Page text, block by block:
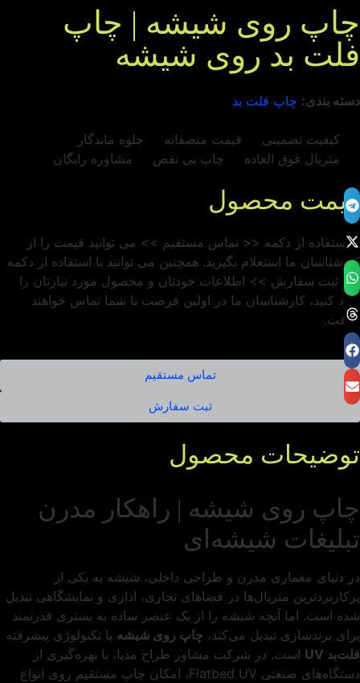
چاپ روی شیشه | چاپ
فلت بد روی شیشه
دسته بندی: چاپ فلت بد
کیفیت تضمینی قیمت منصفانه
جلوه ماندگار
متریال فوق العاده
چاپ بی نقص مشاوره رایگان
قیمت محصول
با استفاده از دکمه << تماس مستقیم >> می توانید قیمت را از
کارشناسان ما استعلام بگیرید. همچنین می توانید با استفاده از دکمه
<< ثبت سفارش >> اطلاعات خودتان و محصول مورد نیازتان را
وارد کنید، کارشناسان ما در اولین فرصت با شما تماس خواهند
گرفت.
تماس مستقیم
ثبت سفارش
توضیحات محصول
چاپ روی شیشه | راهکار مدرن
تبلیغات شیشه‌ای
در دنیای معماری مدرن و طراحی داخلی، شیشه به یکی از
پرکاربردترین متریال‌ها در فضاهای تجاری، اداری و نمایشگاهی تبدیل
شده است. اما آنچه شیشه را از یک عنصر ساده به بستری قدرتمند
برای برندسازی تبدیل می‌کند، چاپ روی شیشه با تکنولوژی پیشرفته
فلت‌بد UV
است. در شرکت مشاور طراح مدیا، با بهره‌گیری از
دستگاه‌های صنعتی Flatbed UV، امکان چاپ مستقیم روی انواع